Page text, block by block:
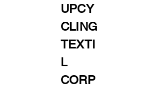
UPCY
CLING
TEXTI
L
CORP